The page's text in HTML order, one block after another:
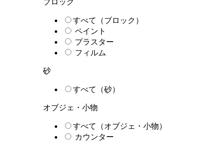
ブロック
すべて（ブロック）
ペイント
プラスター
フィルム
砂
すべて（砂）
オブジェ・小物
すべて（オブジェ・小物）
カウンター